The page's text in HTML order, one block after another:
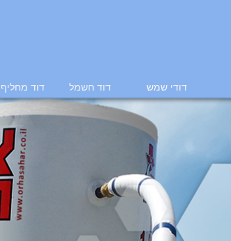
דודי שמש דוד חשמל דוד